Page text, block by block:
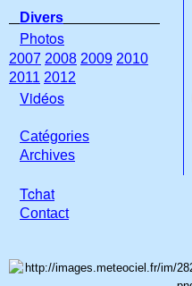
Divers
Photos
2007 2008 2009 2010
2011 2012
Vidéos
Catégories
Archives
Tchat
Contact